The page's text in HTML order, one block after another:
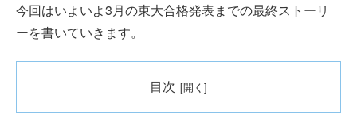
今回はいよいよ3月の東大合格発表までの最終ストーリ
ーを書いていきます。
目次